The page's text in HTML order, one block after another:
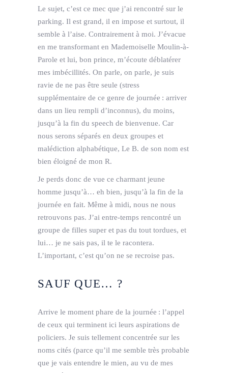
Le sujet, c’est ce mec que j’ai rencontré sur le
parking. Il est grand, il en impose et surtout, il
semble à l’aise. Contrairement à moi. J’évacue
en me transformant en Mademoiselle Moulin-à-
Parole et lui, bon prince, m’écoute déblatérer
mes imbécillités. On parle, on parle, je suis
ravie de ne pas être seule (stress
supplémentaire de ce genre de journée : arriver
dans un lieu rempli d’inconnus), du moins,
jusqu’à la fin du speech de bienvenue. Car
nous serons séparés en deux groupes et
malédiction alphabétique, Le B. de son nom est
bien éloigné de mon R.
Je perds donc de vue ce charmant jeune
homme jusqu’à… eh bien, jusqu’à la fin de la
journée en fait. Même à midi, nous ne nous
retrouvons pas. J’ai entre-temps rencontré un
groupe de filles super et pas du tout tordues, et
lui… je ne sais pas, il te le racontera.
L’important, c’est qu’on ne se recroise pas.
SAUF QUE… ?
Arrive le moment phare de la journée : l’appel
de ceux qui terminent ici leurs aspirations de
policiers. Je suis tellement concentrée sur les
noms cités (parce qu’il me semble très probable
que je vais entendre le mien, au vu de mes